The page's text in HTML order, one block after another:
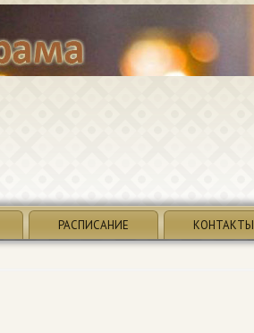
РАСПИСАНИЕ КОНТАКТЫ